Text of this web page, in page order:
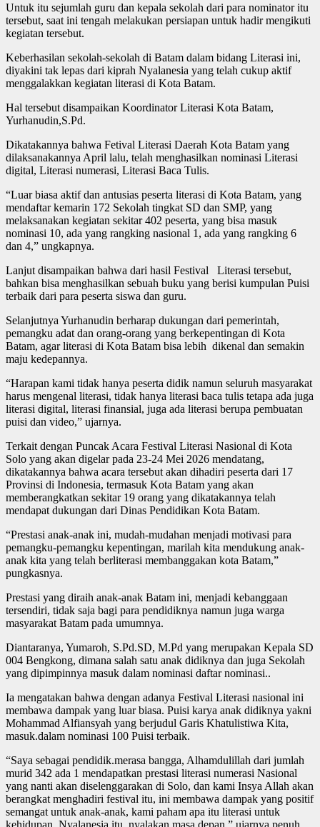
Untuk itu sejumlah guru dan kepala sekolah dari para nominator itu
tersebut, saat ini tengah melakukan persiapan untuk hadir mengikuti
kegiatan tersebut.
Keberhasilan sekolah-sekolah di Batam dalam bidang Literasi ini,
diyakini tak lepas dari kiprah Nyalanesia yang telah cukup aktif
menggalakkan kegiatan literasi di Kota Batam.
Hal tersebut disampaikan Koordinator Literasi Kota Batam,
Yurhanudin,S.Pd.
Dikatakannya bahwa Fetival Literasi Daerah Kota Batam yang
dilaksanakannya April lalu, telah menghasilkan nominasi Literasi
digital, Literasi numerasi, Literasi Baca Tulis.
“Luar biasa aktif dan antusias peserta literasi di Kota Batam, yang
mendaftar kemarin 172 Sekolah tingkat SD dan SMP, yang
melaksanakan kegiatan sekitar 402 peserta, yang bisa masuk
nominasi 10, ada yang rangking nasional 1, ada yang rangking 6
dan 4,” ungkapnya.
Lanjut disampaikan bahwa dari hasil Festival Literasi tersebut,
bahkan bisa menghasilkan sebuah buku yang berisi kumpulan Puisi
terbaik dari para peserta siswa dan guru.
Selanjutnya Yurhanudin berharap dukungan dari pemerintah,
pemangku adat dan orang-orang yang berkepentingan di Kota
Batam, agar literasi di Kota Batam bisa lebih dikenal dan semakin
maju kedepannya.
“Harapan kami tidak hanya peserta didik namun seluruh masyarakat
harus mengenal literasi, tidak hanya literasi baca tulis tetapa ada juga
literasi digital, literasi finansial, juga ada literasi berupa pembuatan
puisi dan video,” ujarnya.
Terkait dengan Puncak Acara Festival Literasi Nasional di Kota
Solo yang akan digelar pada 23-24 Mei 2026 mendatang,
dikatakannya bahwa acara tersebut akan dihadiri peserta dari 17
Provinsi di Indonesia, termasuk Kota Batam yang akan
memberangkatkan sekitar 19 orang yang dikatakannya telah
mendapat dukungan dari Dinas Pendidikan Kota Batam.
“Prestasi anak-anak ini, mudah-mudahan menjadi motivasi para
pemangku-pemangku kepentingan, marilah kita mendukung anak-
anak kita yang telah berliterasi membanggakan kota Batam,”
pungkasnya.
Prestasi yang diraih anak-anak Batam ini, menjadi kebanggaan
tersendiri, tidak saja bagi para pendidiknya namun juga warga
masyarakat Batam pada umumnya.
Diantaranya, Yumaroh, S.Pd.SD, M.Pd yang merupakan Kepala SD
004 Bengkong, dimana salah satu anak didiknya dan juga Sekolah
yang dipimpinnya masuk dalam nominasi daftar nominasi..
Ia mengatakan bahwa dengan adanya Festival Literasi nasional ini
membawa dampak yang luar biasa. Puisi karya anak didiknya yakni
Mohammad Alfiansyah yang berjudul Garis Khatulistiwa Kita,
masuk.dalam nominasi 100 Puisi terbaik.
“Saya sebagai pendidik.merasa bangga, Alhamdulillah dari jumlah
murid 342 ada 1 mendapatkan prestasi literasi numerasi Nasional
yang nanti akan diselenggarakan di Solo, dan kami Insya Allah akan
berangkat menghadiri festival itu, ini membawa dampak yang positif
semangat untuk anak-anak, kami paham apa itu literasi untuk
kehidupan, Nyalanesia itu, nyalakan masa depan,” ujarnya penuh